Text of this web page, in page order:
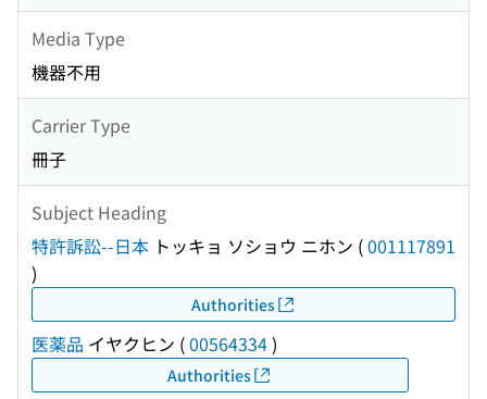
Media Type
機器不用
Carrier Type
冊子
Subject Heading
特許訴訟--日本 トッキョ ソショウ ニホン (001117891
)
Authorities
医薬品 イヤクヒン (00564334)
Authorities